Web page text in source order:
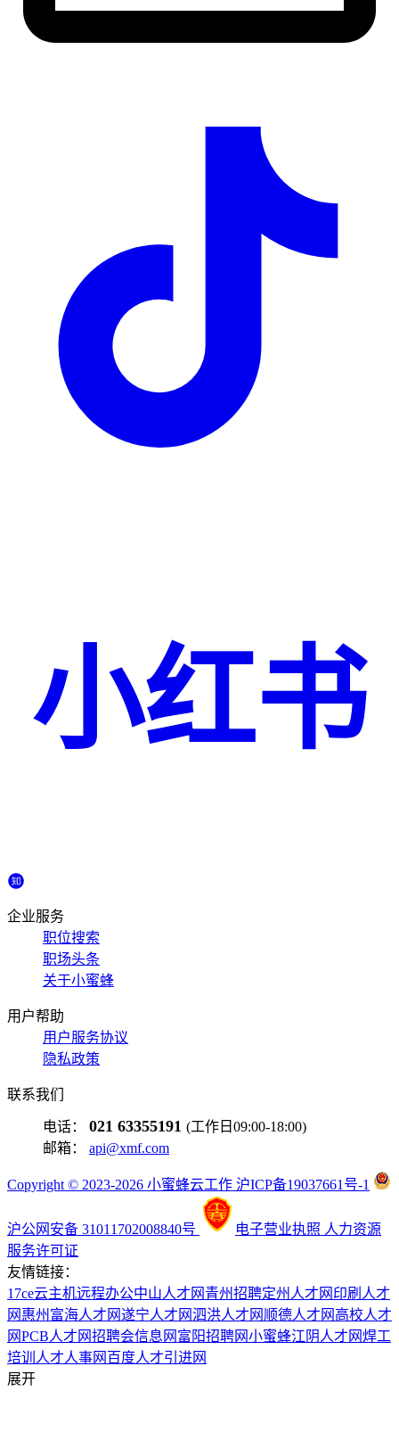
小红书
企业服务
职位搜索
职场头条
关于小蜜蜂
用户帮助
用户服务协议
隐私政策
联系我们
电话： 021 63355191 (工作日09:00-18:00)
邮箱： api@xmf.com
Copyright © 2023-2026 小蜜蜂云工作 沪ICP备19037661号-1
沪公网安备 31011702008840号 电子营业执照 人力资源
服务许可证
友情链接：
17ce云主机远程办公中山人才网 青州招聘定州人才网 印刷人才
网 惠州富海人才网遂宁人才网泗洪人才网 顺德人才网 高校人才
网PCB人才网招聘会信息网 富阳招聘网小蜜蜂江阴人才网焊工
培训 人才人事网 百度人才引进网
展开